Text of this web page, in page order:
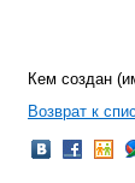
Кем создан
Возврат к